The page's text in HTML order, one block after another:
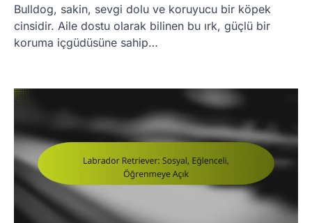
Bulldog, sakin, sevgi dolu ve koruyucu bir köpek
cinsidir. Aile dostu olarak bilinen bu ırk, güçlü bir
koruma içgüdüsüne sahip…